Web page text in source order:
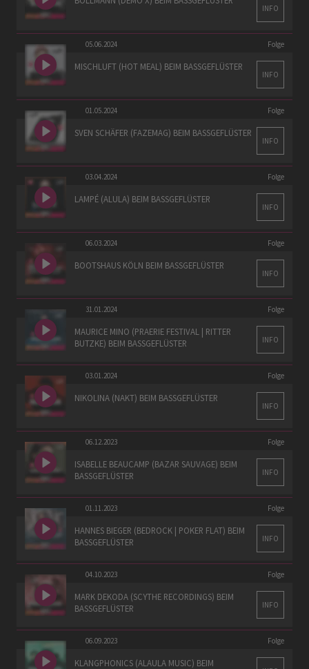
INFO
05.06.2024 Folge
MISCHLUFT (HOT MEAL) BEIM BASSGEFLÜSTER
INFO
01.05.2024 Folge
SVEN SCHÄFER (FAZEMAG) BEIM BASSGEFLÜSTER
INFO
03.04.2024 Folge
LAMPÉ (ALULA) BEIM BASSGEFLÜSTER
INFO
06.03.2024 Folge
BOOTSHAUS KÖLN BEIM BASSGEFLÜSTER
INFO
31.01.2024 Folge
MAURICE MINO (PRAERIE FESTIVAL | RITTER
BUTZKE) BEIM BASSGEFLÜSTER
INFO
03.01.2024 Folge
NIKOLINA (NAKT) BEIM BASSGEFLÜSTER
INFO
06.12.2023 Folge
ISABELLE BEAUCAMP (BAZAR SAUVAGE) BEIM
BASSGEFLÜSTER
INFO
01.11.2023 Folge
HANNES BIEGER (BEDROCK | POKER FLAT) BEIM
BASSGEFLÜSTER
INFO
04.10.2023 Folge
MARK DEKODA (SCYTHE RECORDINGS) BEIM
BASSGEFLÜSTER
INFO
06.09.2023 Folge
KLANGPHONICS (ALAULA MUSIC) BEIM